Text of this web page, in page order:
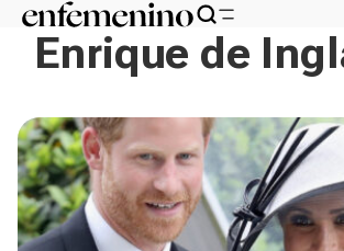
Enrique de